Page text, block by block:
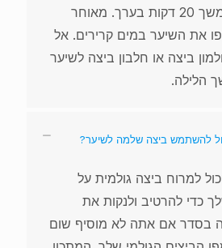
השיער למשך 20 דקות בערך. מאוחר
את השיער במים קרירים. אל
ביצה או חלבון ביצה לשיער
הלילה.
להשתמש ביצה שלמה לשיער?
למרוח ביצה גולמית על
כדי להרטיב ולנקות את
בסדר אם אתה לא מוסיף שום